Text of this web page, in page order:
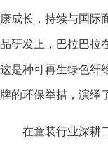
康成长，持续与国际
品研发上，巴拉巴拉
这是种可再生绿色纤
牌的环保举措，演绎
在童装行业深耕